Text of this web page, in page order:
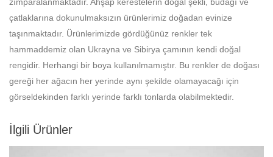
çatlaklarına dokunulmaksızın ürünlerimiz doğadan evinize
taşınmaktadır. Ürünlerimizde gördüğünüz renkler tek
hammaddemiz olan Ukrayna ve Sibirya çamının kendi doğal
rengidir. Herhangi bir boya kullanılmamıştır. Bu renkler de doğası
gereği her ağacın her yerinde aynı şekilde olamayacağı için
görseldekinden farklı yerinde farklı tonlarda olabilmektedir.
İlgili Ürünler